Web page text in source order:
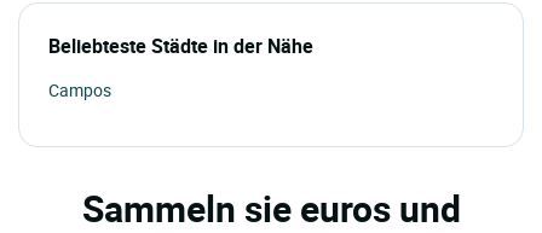
Beliebteste Städte in der Nähe
Campos
Sammeln sie euros und